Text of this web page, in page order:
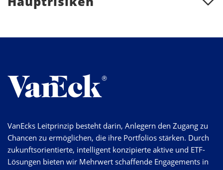
VanEcks Leitprinzip besteht darin, Anlegern den Zugang zu
Chancen zu ermöglichen, die ihre Portfolios stärken. Durch
zukunftsorientierte, intelligent konzipierte aktive und ETF-
Lösungen bieten wir Mehrwert schaffende Engagements in